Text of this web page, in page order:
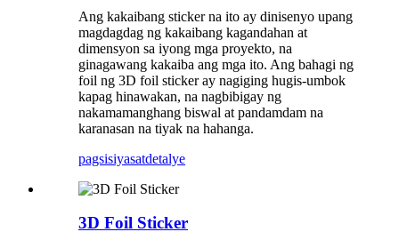
Ang kakaibang sticker na ito ay dinisenyo upang
magdagdag ng kakaibang kagandahan at
dimensyon sa iyong mga proyekto, na
ginagawang kakaiba ang mga ito. Ang bahagi ng
foil ng 3D foil sticker ay nagiging hugis-umbok
kapag hinawakan, na nagbibigay ng
nakamamanghang biswal at pandamdam na
karanasan na tiyak na hahanga.
pagsisiyasatdetalye
3D Foil Sticker